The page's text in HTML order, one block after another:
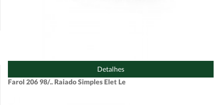
Detalhes
Farol 206 98/.. Raiado Simples Elet Le